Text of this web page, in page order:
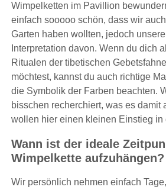
Wimpelketten im Pavillion
einfach sooooo schön, dass wir
Garten haben wollten, jedoch
Interpretation davon. Wenn du dich
Ritualen der tibetischen
möchtest, kannst du auch richtige
die Symbolik der Farben beachten.
bisschen recherchiert, was es damit
wollen hier einen kleinen Einstieg in
Wann ist der ideale
Wimpelkette aufzuhängen?
Wir persönlich nehmen einfach